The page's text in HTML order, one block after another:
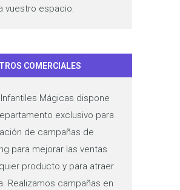
vuestro espacio.
COMERCIALES
Mágicas dispone
exclusivo para
de campañas de
para mejorar las ventas
producto y para atraer
Realizamos campañas en